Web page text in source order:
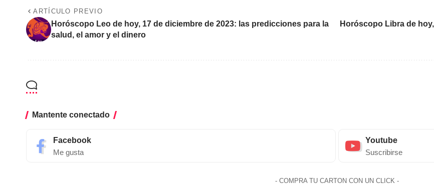
ARTÍCULO PREVIO
Horóscopo Leo de hoy, 17 de diciembre de 2023: las predicciones para la
salud, el amor y el dinero
Horóscopo Libra de
Mantente conectado
Facebook
Me gusta
Youtube
Suscribirse
- COMPRA TU CARTON CON UN CLICK -